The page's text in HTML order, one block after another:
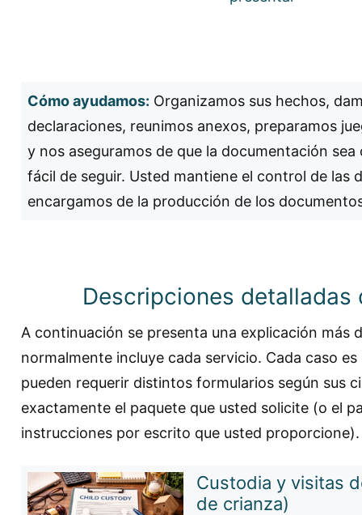
Cómo ayudamos: Organizamos sus hechos,
declaraciones, reunimos anexos, preparamos
y nos aseguramos de que la documentación
fácil de seguir. Usted mantiene el control de las
encargamos de la producción de los
Descripciones detalladas
A continuación se presenta una explicación más
normalmente incluye cada servicio. Cada caso
pueden requerir distintos formularios según sus
exactamente el paquete que usted solicite (o el
instrucciones por escrito que usted proporcione).
Custodia y visitas
de crianza)